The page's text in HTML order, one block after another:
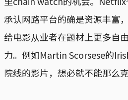
承认网路平台的确是资源丰富
给电影从业者在题材上更多自
力。例如Martin Scorsese的
院线的影片，想必就不能那么